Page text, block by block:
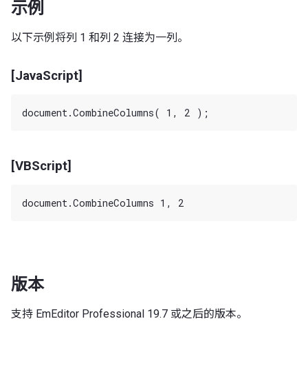
示例
以下示例将列 1 和列 2 连接为一列。
[JavaScript]
[VBScript]
版本
支持 EmEditor Professional 19.7 或之后的版本。